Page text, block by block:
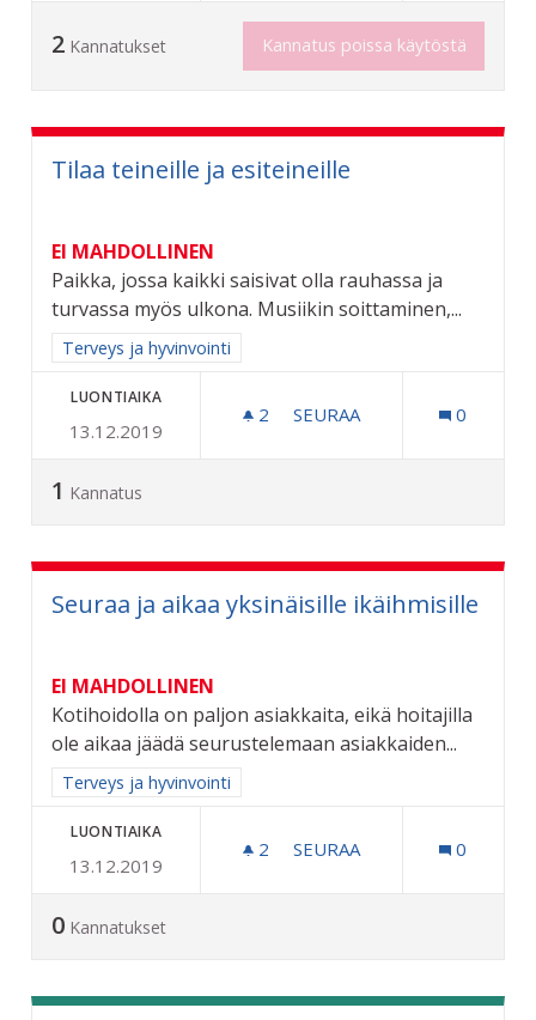
2 Kannatukset Kannatus poissa käytöstä
Tilaa teineille ja esiteineille
EI MAHDOLLINEN
Paikka, jossa kaikki saisivat olla rauhassa ja
turvassa myös ulkona. Musiikin soittaminen,...
Rajaa tulokset aihepiirin mukaan: Terveys ja hyvinvointi
Terveys ja hyvinvointi
LUONTIAIKA
13.12.2019
2 2 SEURAAJAA
SEURAA 0
1 Kannatus
Seuraa ja aikaa yksinäisille ikäihmisille
EI MAHDOLLINEN
Kotihoidolla on paljon asiakkaita, eikä hoitajilla
ole aikaa jäädä seurustelemaan asiakkaiden...
Rajaa tulokset aihepiirin mukaan: Terveys ja hyvinvointi
Terveys ja hyvinvointi
LUONTIAIKA
13.12.2019
2 2 SEURAAJAA
SEURAA 0
0 Kannatukset